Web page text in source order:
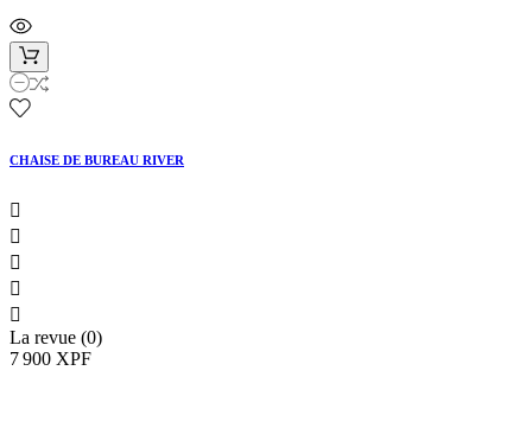
CHAISE DE BUREAU RIVER





La revue (0)
7 900 XPF